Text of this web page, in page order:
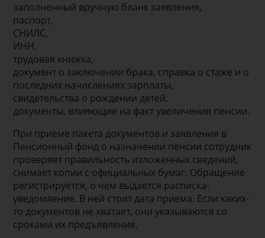
заполненный вручную бланк заявления,
паспорт,
СНИЛС,
ИНН,
трудовая книжка,
документ о заключении брака, справка о стаже и о
последних начислениях зарплаты,
свидетельства о рождении детей,
документы, влияющие на факт увеличения пенсии.
При приеме пакета документов и заявления в
Пенсионный фонд о назначении пенсии сотрудник
проверяет правильность изложенных сведений,
снимает копии с официальных бумаг. Обращение
регистрируется, о чем выдается расписка-
уведомление. В ней стоит дата приема. Если каких-
то документов не хватает, они указываются со
сроками их предъявления.